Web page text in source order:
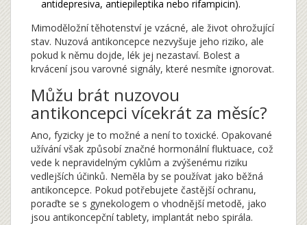
antidepresiva, antiepileptika nebo rifampicin).
Mimoděložní těhotenství je vzácné, ale život ohrožující
stav. Nuzová antikoncepce nezvyšuje jeho riziko, ale
pokud k němu dojde, lék jej nezastaví. Bolest a
krvácení jsou varovné signály, které nesmíte ignorovat.
Můžu brát nuzovou
antikoncepci vícekrát za měsíc?
Ano, fyzicky je to možné a není to toxické. Opakované
užívání však způsobí značné hormonální fluktuace, což
vede k nepravidelným cyklům a zvýšenému riziku
vedlejších účinků. Neměla by se používat jako běžná
antikoncepce. Pokud potřebujete častější ochranu,
poraďte se s gynekologem o vhodnější metodě, jako
jsou antikoncepční tablety, implantát nebo spirála.